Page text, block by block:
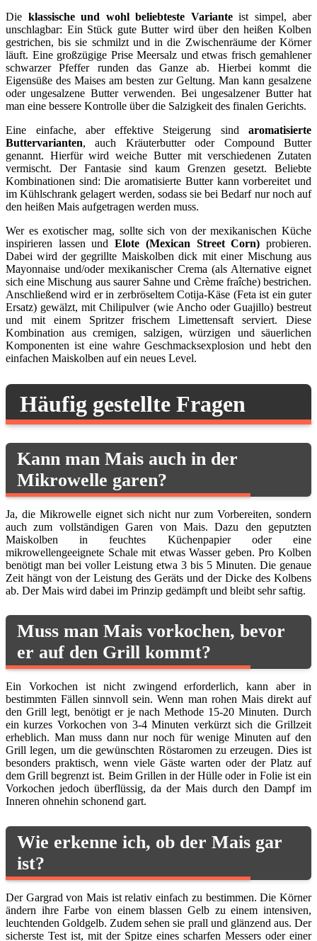
Die klassische und wohl beliebteste Varianteist simpel, aber
unschlagbar: Ein Stück gute Butter wird über den heißen Kolben
gestrichen, bis sie schmilzt und in die Zwischenräume der Körner
läuft. Eine großzügige Prise Meersalz und etwas frisch gemahlener
schwarzer Pfeffer runden das Ganze ab. Hierbei kommt die
Eigensüße des Maises am besten zur Geltung. Man kann gesalzene
oder ungesalzene Butter verwenden. Bei ungesalzener Butter hat
man eine bessere Kontrolle über die Salzigkeit des finalen Gerichts.
Eine einfache, aber effektive Steigerung sind aromatisierte
Buttervarianten, auch Kräuterbutter oder Compound Butter
genannt. Hierfür wird weiche Butter mit verschiedenen Zutaten
vermischt. Der Fantasie sind kaum Grenzen gesetzt. Beliebte
Kombinationen sind: Die aromatisierte Butter kann vorbereitet und
im Kühlschrank gelagert werden, sodass sie bei Bedarf nur noch auf
den heißen Mais aufgetragen werden muss.
Wer es exotischer mag, sollte sich von der mexikanischen Küche
inspirieren lassen undElote (Mexican Street Corn) probieren.
Dabei wird der gegrillte Maiskolben dick mit einer Mischung aus
Mayonnaise und/oder mexikanischer Crema (als Alternative eignet
sich eine Mischung aus saurer Sahne und Crème fraîche) bestrichen.
Anschließend wird er in zerbröseltem Cotija-Käse (Feta ist ein guter
Ersatz) gewälzt, mit Chilipulver (wie Ancho oder Guajillo) bestreut
und mit einem Spritzer frischem Limettensaft serviert. Diese
Kombination aus cremigen, salzigen, würzigen und säuerlichen
Komponenten ist eine wahre Geschmacksexplosion und hebt den
einfachen Maiskolben auf ein neues Level.
Häufig gestellte Fragen
Kann man Mais auch in der
Mikrowelle garen?
Ja, die Mikrowelle eignet sich nicht nur zum Vorbereiten, sondern
auch zum vollständigen Garen von Mais. Dazu den geputzten
Maiskolben in feuchtes Küchenpapier oder eine
mikrowellengeeignete Schale mit etwas Wasser geben. Pro Kolben
benötigt man bei voller Leistung etwa 3 bis 5 Minuten. Die genaue
Zeit hängt von der Leistung des Geräts und der Dicke des Kolbens
ab. Der Mais wird dabei im Prinzip gedämpft und bleibt sehr saftig.
Muss man Mais vorkochen, bevor
er auf den Grill kommt?
Ein Vorkochen ist nicht zwingend erforderlich, kann aber in
bestimmten Fällen sinnvoll sein. Wenn man rohen Mais direkt auf
den Grill legt, benötigt er je nach Methode 15-20 Minuten. Durch
ein kurzes Vorkochen von 3-4 Minuten verkürzt sich die Grillzeit
erheblich. Man muss dann nur noch für wenige Minuten auf den
Grill legen, um die gewünschten Röstaromen zu erzeugen. Dies ist
besonders praktisch, wenn viele Gäste warten oder der Platz auf
dem Grill begrenzt ist. Beim Grillen in der Hülle oder in Folie ist ein
Vorkochen jedoch überflüssig, da der Mais durch den Dampf im
Inneren ohnehin schonend gart.
Wie erkenne ich, ob der Mais gar
ist?
Der Gargrad von Mais ist relativ einfach zu bestimmen. Die Körner
ändern ihre Farbe von einem blassen Gelb zu einem intensiven,
leuchtenden Goldgelb. Zudem sehen sie prall und glänzend aus. Der
sicherste Test ist, mit der Spitze eines scharfen Messers oder einer